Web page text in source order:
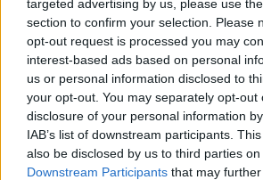
targeted advertising by us, please use
section to confirm your selection. Please
opt-out request is processed you may
interest-based ads based on personal
us or personal information disclosed to
your opt-out. You may separately opt-out
disclosure of your personal information
IAB’s list of downstream participants.
also be disclosed by us to third parties on
Downstream Participants that may
>La programmazione delle
Rugby World Cup 2023<